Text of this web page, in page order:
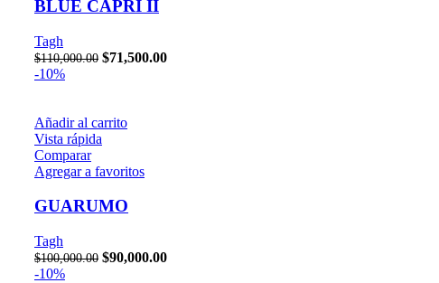
BLUE CAPRI II
Tagh
$110,000.00 $71,500.00
-10%
Añadir al carrito
Vista rápida
Comparar
Agregar a favoritos
GUARUMO
Tagh
$100,000.00 $90,000.00
-10%
Facebook
Instagram
Pinterest
Spotify
TikTok